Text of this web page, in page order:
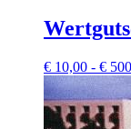
€ 10,00 - €